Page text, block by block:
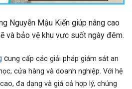
Nguyễn Mậu Kiến giúp nâng cao
và bảo vệ khu vực suốt ngày đêm.
cung cấp các giải pháp giám sát an
cửa hàng và doanh nghiệp. Với hệ
đa dạng và giá cả hợp lý, chúng